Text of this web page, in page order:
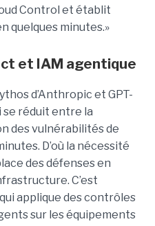
Control et établit
quelques minutes.»
et IAM agentique
d’Anthropic et GPT-
se réduit entre la
des vulnérabilités de
D’où la nécessité
des défenses en
C’est
applique des contrôles
sur les équipements